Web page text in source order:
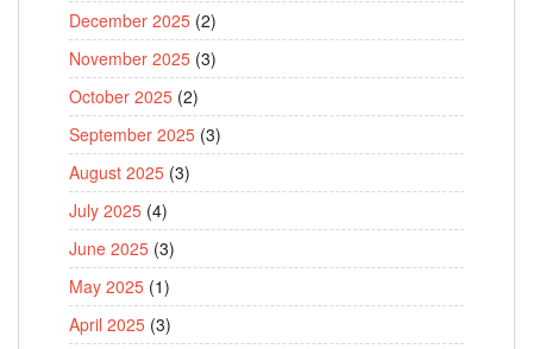
December 2025 (2)
November 2025 (3)
October 2025 (2)
September 2025 (3)
August 2025 (3)
July 2025 (4)
June 2025 (3)
May 2025 (1)
April 2025 (3)